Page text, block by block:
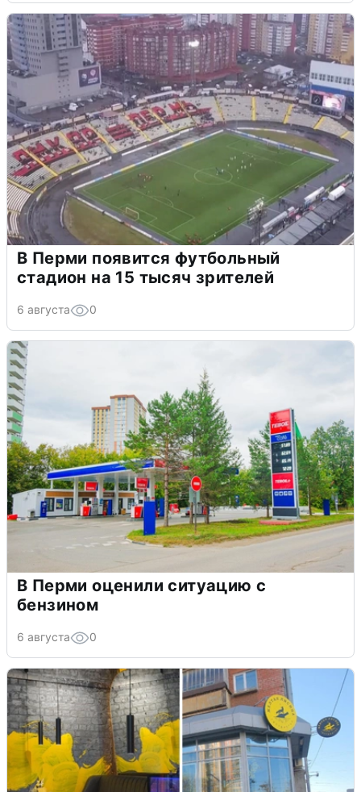
В Перми появится футбольный
стадион на 15 тысяч зрителей
6 августа 0
В Перми оценили ситуацию с
бензином
6 августа 0